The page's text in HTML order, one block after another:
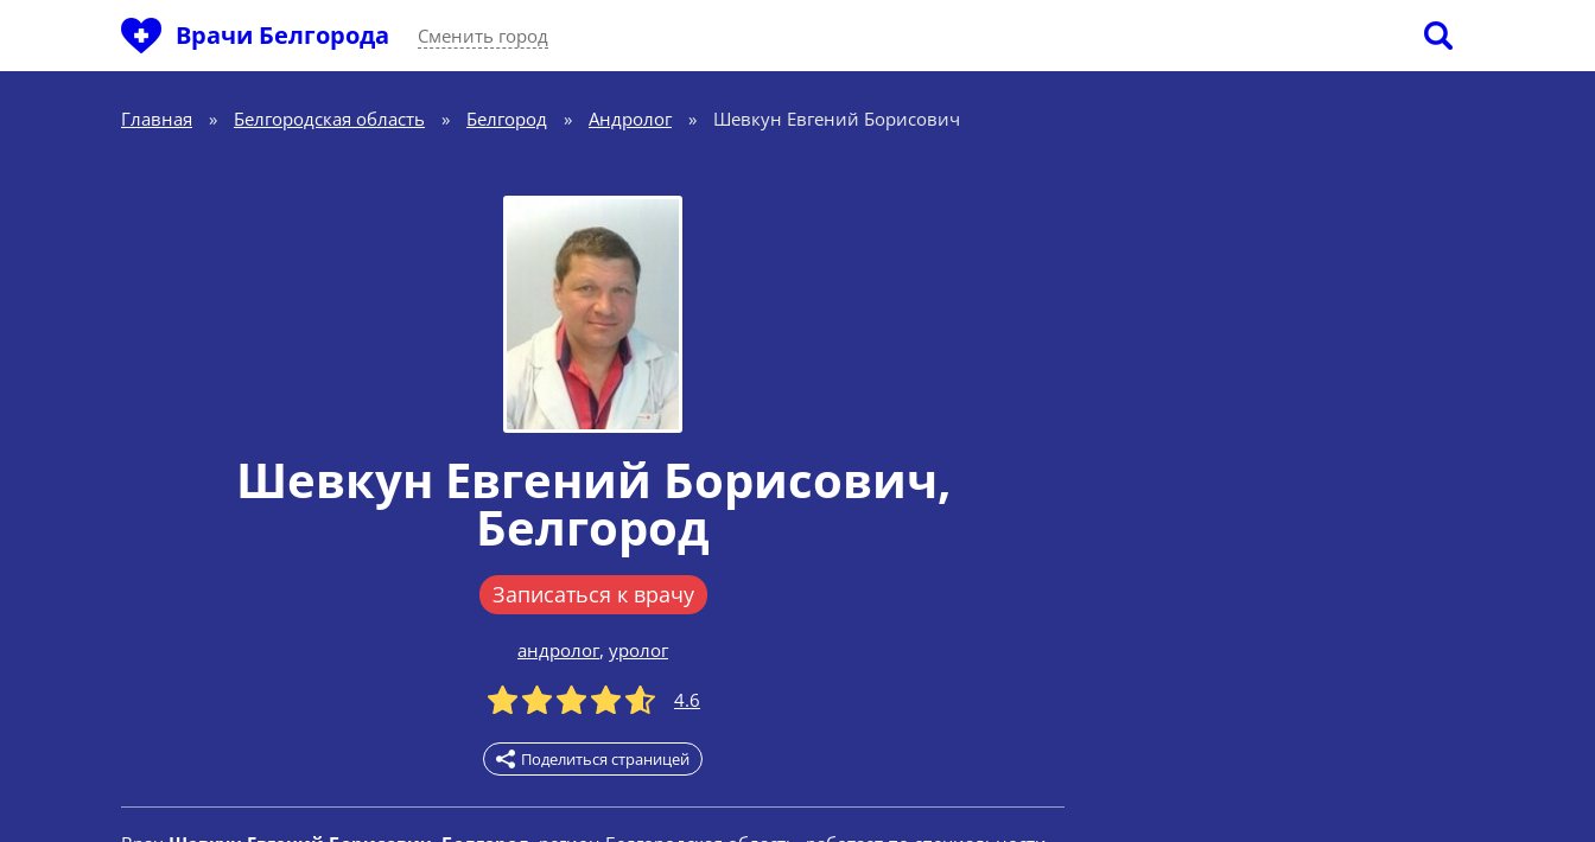
Врачи Белгорода Сменить город
Главная » Белгородская область » Белгород » Андролог » Шевкун Евгений Борисович
Шевкун Евгений Борисович,
Белгород
Записаться к врачу
андролог, уролог
4.6
Поделиться страницей